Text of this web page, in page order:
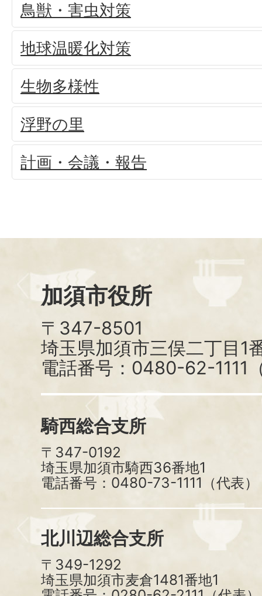
鳥獣・害虫対策
地球温暖化対策
生物多様性
浮野の里
計画・会議・報告
加須市役所
〒347-8501
埼玉県加須市三俣二丁目1
電話番号：0480-62-1111
騎西総合支所
〒347-0192
埼玉県加須市騎西36番地1
電話番号：0480-73-1111（代表）
北川辺総合支所
〒349-1292
埼玉県加須市麦倉1481番地1